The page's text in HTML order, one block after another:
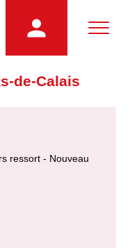
de-Calais
ressort - Nouveau